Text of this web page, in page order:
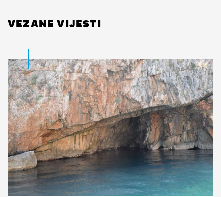
VEZANE VIJESTI